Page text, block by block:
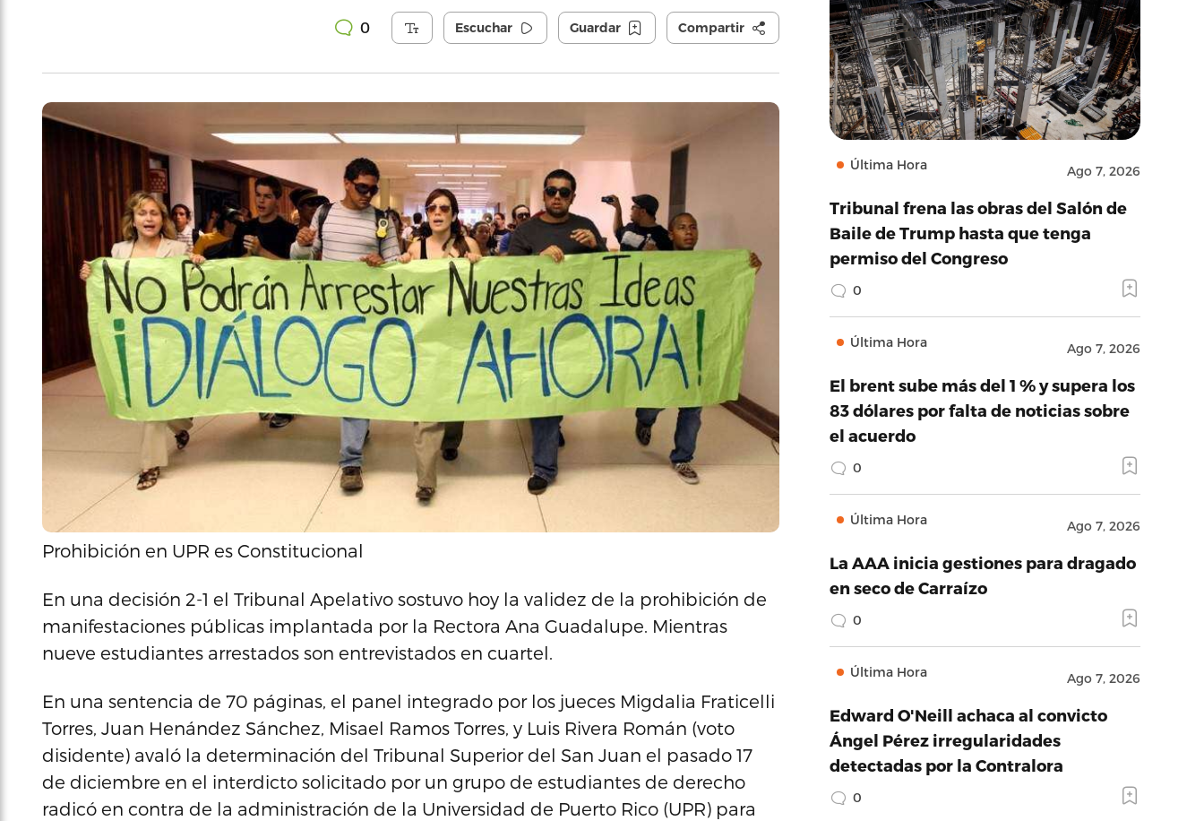
0 Escuchar Guardar Compartir
Prohibición en UPR es Constitucional
En una decisión 2-1 el Tribunal Apelativo sostuvo hoy la validez de la prohibición de
manifestaciones públicas implantada por la Rectora Ana Guadalupe. Mientras
nueve estudiantes arrestados son entrevistados en cuartel.
En una sentencia de 70 páginas, el panel integrado por los jueces Migdalia Fraticelli
Torres, Juan Henández Sánchez, Misael Ramos Torres, y Luis Rivera Román (voto
disidente) avaló la determinación del Tribunal Superior del San Juan el pasado 17
de diciembre en el interdicto solicitado por un grupo de estudiantes de derecho
radicó en contra de la administración de la Universidad de Puerto Rico (UPR) para
Última Hora Ago 7, 2026
Tribunal frena las obras del Salón de
Baile de Trump hasta que tenga
permiso del Congreso
0
Última Hora Ago 7, 2026
El brent sube más del 1 % y supera los
83 dólares por falta de noticias sobre
el acuerdo
0
Última Hora Ago 7, 2026
La AAA inicia gestiones para dragado
en seco de Carraízo
0
Última Hora Ago 7, 2026
Edward O'Neill achaca al convicto
Ángel Pérez irregularidades
detectadas por la Contralora
0